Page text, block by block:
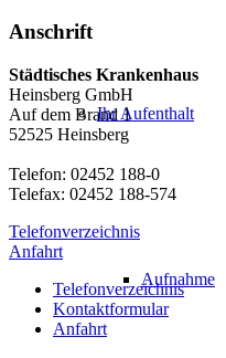
Ihr Aufenthalt
Aufnahme
Anschrift
Städtisches Krankenhaus
Heinsberg GmbH
Auf dem Brand 1
52525 Heinsberg
Telefon: 02452 188-0
Telefax: 02452 188-574
Telefonverzeichnis
Anfahrt
Telefonverzeichnis
Kontaktformular
Anfahrt